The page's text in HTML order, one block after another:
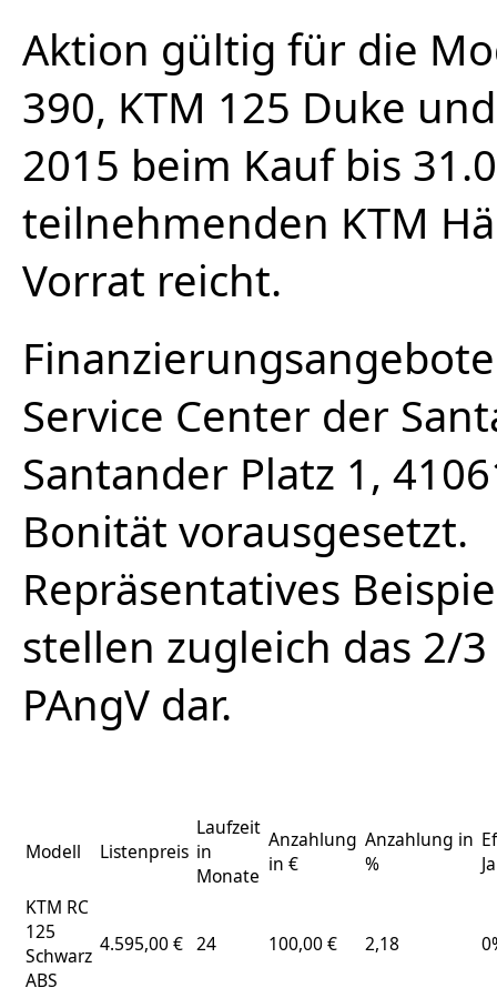
Aktion gültig für die
390, KTM 125 Duke
2015 beim Kauf bis
teilnehmenden KTM
Vorrat reicht.
Service Center der
Santander Platz 1,
Bonität vorausgesetzt.
Repräsentatives
stellen zugleich das 2/
PAngV dar.
Modell Listenpreis
Laufzeit
in
Monate
Anzahlung
in €
Anzahlung in
%
KTM RC
125
Schwarz
ABS
4.595,00 € 24 100,00 € 2,18